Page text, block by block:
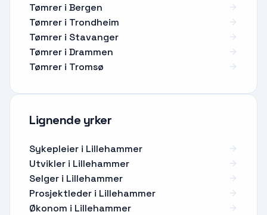
Tømrer i Bergen
Tømrer i Trondheim
Tømrer i Stavanger
Tømrer i Drammen
Tømrer i Tromsø
Lignende yrker
Sykepleier i Lillehammer
Utvikler i Lillehammer
Selger i Lillehammer
Prosjektleder i Lillehammer
Økonom i Lillehammer